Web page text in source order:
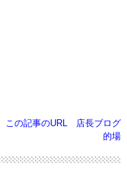
この記事のURL
店長ブログ
的場